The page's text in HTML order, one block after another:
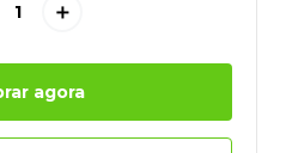
＋
agora